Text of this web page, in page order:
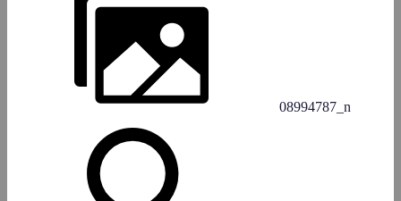
08994787_n